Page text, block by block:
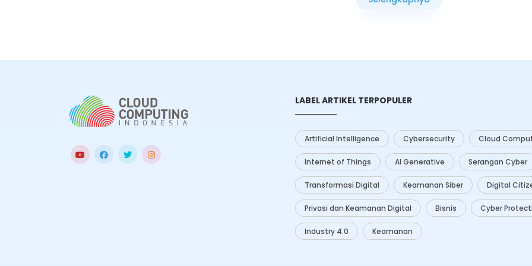
LABEL ARTIKEL TERPOPULER
Artificial Intelligence Cybersecurity Cloud
Internet of Things AI Generative Serangan Cyber
Transformasi Digital Keamanan Siber Digital
Privasi dan Keamanan Digital Bisnis Cyber
Industry 4.0 Keamanan